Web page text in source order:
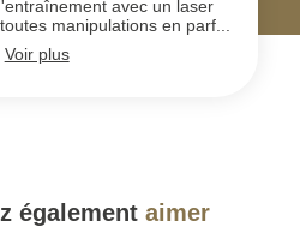
avec un laser
manipulations en parf...
Voir plus
également aimer